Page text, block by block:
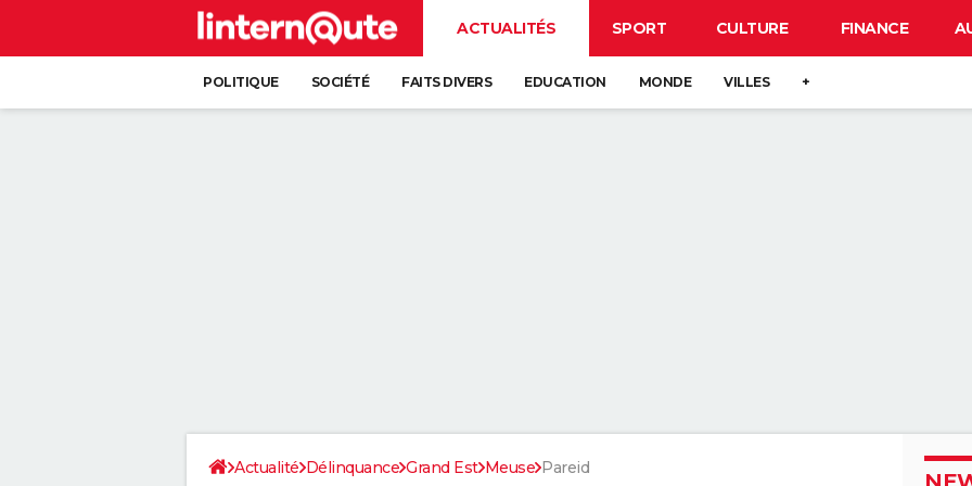
ACTUALITÉS SPORT CULTURE FINANCE
POLITIQUE SOCIÉTÉ FAITS DIVERS EDUCATION MONDE VILLES +
Actualité Délinquance Grand Est Meuse Pareid